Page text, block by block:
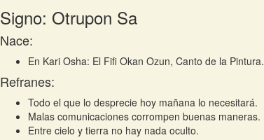
Signo: Otrupon Sa
Nace:
En Kari Osha: El Fifi Okan Ozun, Canto de la Pintura.
Refranes:
Todo el que lo desprecie hoy mañana lo necesitará.
Malas comunicaciones corrompen buenas maneras.
Entre cielo y tierra no hay nada oculto.